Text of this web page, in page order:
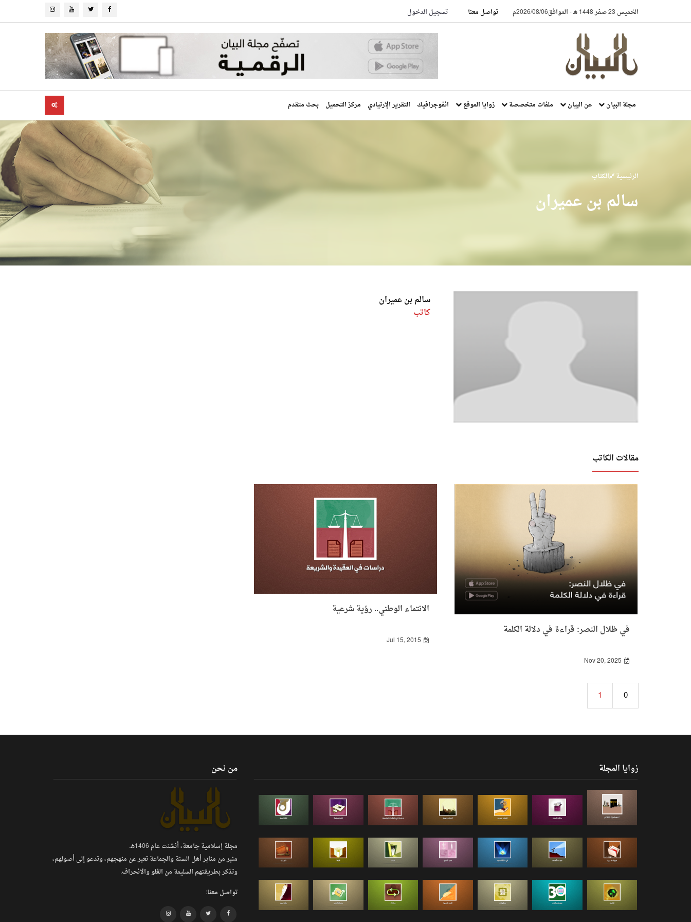
الخميس 23 صفر 1448 هـ -الموافق2026/08/06م تواصل معنا تسجيل الدخول
مجلة البيان عن البيان ملفات متخصصة زوايا الموقع انفوجرافيك التقرير الإرتيادي مركز التحميل بحث متقدم
الرئيسية الكتاب
سالم بن عميران
سالم بن عميران
كاتب
مقالات الكاتب
في ظلال النصر: قراءة في دلالة الكلمة
Nov 20, 2025
الانتماء الوطني.. رؤية شرعية
Jul 15, 2015
0
1
زوايا المجلة من نحن
مجلة إسلامية جامعة، أنشئت عام 1406هـ.
منبر من منابر أهل السنة والجماعة تعبر عن منهجهم، وتدعو إلى أصولهم،
وتذكر بطريقتهم السليمة من الغلو والانحراف.
تواصل معنا: